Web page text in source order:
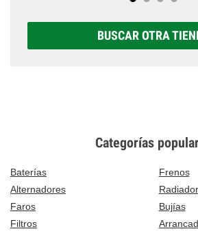
BUSCAR OTRA
Categorías
Baterías
Frenos
Alternadores
Faros
Bujías
Filtros